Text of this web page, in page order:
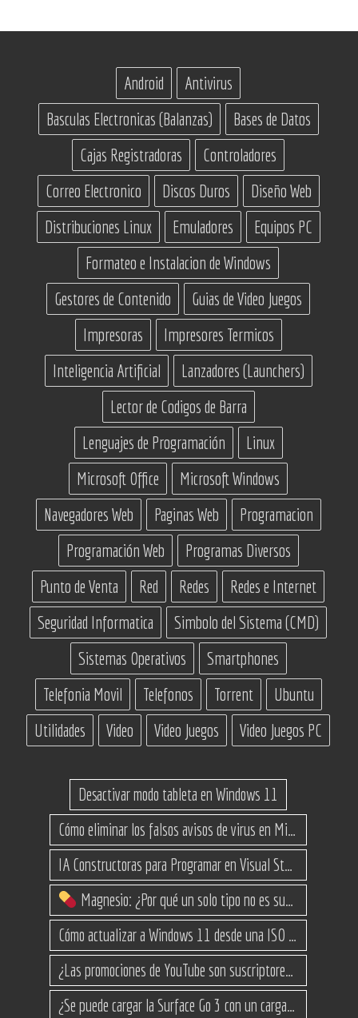
Android
Antivirus
Basculas Electronicas (Balanzas)
Bases de Datos
Cajas Registradoras
Controladores
Correo Electronico
Discos Duros
Diseño Web
Distribuciones Linux
Emuladores
Equipos PC
Formateo e Instalacion de Windows
Gestores de Contenido
Guias de Video Juegos
Impresoras
Impresores Termicos
Inteligencia Artificial
Lanzadores (Launchers)
Lector de Codigos de Barra
Lenguajes de Programación
Linux
Microsoft Office
Microsoft Windows
Navegadores Web
Paginas Web
Programacion
Programación Web
Programas Diversos
Punto de Venta
Red Redes
Redes e Internet
Seguridad Informatica
Simbolo del Sistema (CMD)
Sistemas Operativos
Smartphones
Telefonia Movil
Telefonos Torrent
Ubuntu
Utilidades
Video Video Juegos Video Juegos PC
Desactivar modo tableta en Windows 11
Magnesio: ¿Por qué un solo tipo no es suficiente? (Guía de variantes)